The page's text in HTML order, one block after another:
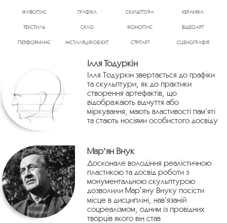
ЖИВОПИС ГРАФІКА СКУЛЬПТУРА КЕРАМІКА
ТЕКСТИЛЬ СКЛО ІКОНОПИС ВІДЕОАРТ
ПЕРФОРМАНС ІНСТАЛЯЦІЯ/ОБ’ЄКТ СТРІТАРТ СЦЕНОГРАФІЯ
Ілля Тодуркін
Ілля Тодуркін звертається до графіки
та скульптури, як до практики
створення артефактів, що
відображають відчуття або
міркування, мають властивості пам’яті
та стають носіями особистого досвіду
Марʼян Внук
Досконале володіння реалістичною
пластикою та досвід роботи з
монументальною скульптурою
дозволили Марʼяну Внуку посісти
місце в дисципліні, нав’язаній
соцреалізмом, одним із провідних
творців якого він став